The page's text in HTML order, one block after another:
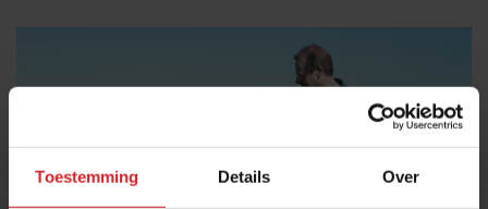
Toestemming Details Over